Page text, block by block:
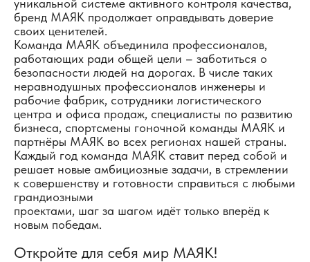
уникальной системе активного контроля качества,
бренд МАЯК продолжает оправдывать доверие
своих ценителей.
Команда МАЯК объединила профессионалов,
работающих ради общей цели – заботиться о
безопасности людей на дорогах. В числе таких
неравнодушных профессионалов инженеры и
рабочие фабрик, сотрудники логистического
центра и офиса продаж, специалисты по развитию
бизнеса, спортсмены гоночной команды МАЯК и
партнёры МАЯК во всех регионах нашей страны.
Каждый год команда МАЯК ставит перед собой и
решает новые амбициозные задачи, в стремлении
к совершенству и готовности справиться с любыми
грандиозными
проектами, шаг за шагом идёт только вперёд к
новым победам.
Откройте для себя мир МАЯК!